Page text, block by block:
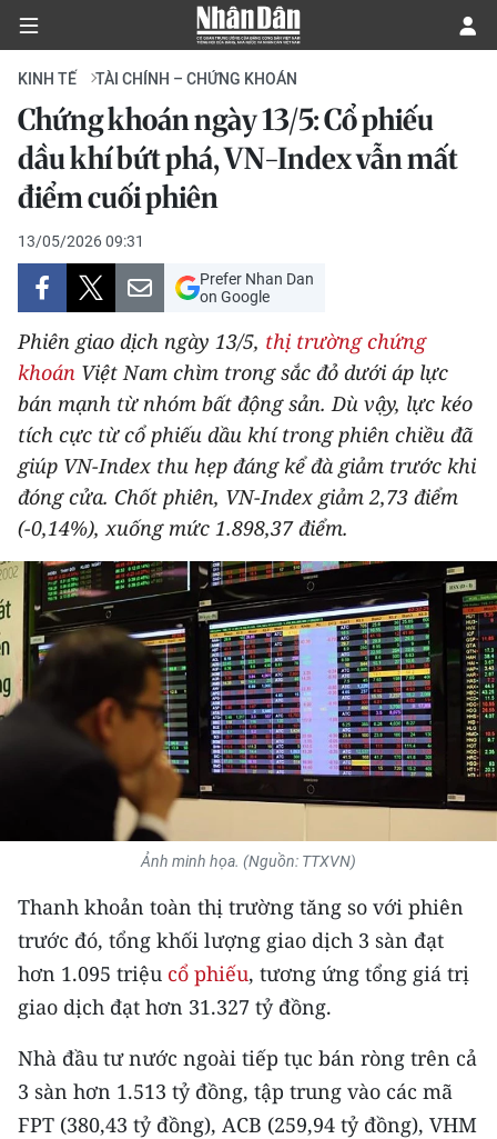
CHÍNH TRỊ
KINH TẾ
VĂN HÓA
XÃ HỘI
PHÁP LUẬT
DU LỊCH
THẾ GIỚI
THỂ THAO
GIÁO DỤC
Y TẾ
KHOA HỌC - CÔNG NGHỆ
MÔI TRƯỜNG
KIỂM CHỨNG THÔNG TIN
TRI THỨC CHUYÊN SÂU
54 DÂN TỘC VIỆT NAM
CHƯƠNG TRÌNH OCOP - MỖI XÃ
RADIO
KINH TẾ TÀI CHÍNH – CHỨNG KHOÁN
Chứng khoán ngày 13/5: Cổ phiếu
dầu khí bứt phá, VN-Index vẫn mất
điểm cuối phiên
13/05/2026 09:31
Prefer Nhan Dan
on Google
Phiên giao dịch ngày 13/5, thị trường chứng
khoán Việt Nam chìm trong sắc đỏ dưới áp lực
bán mạnh từ nhóm bất động sản. Dù vậy, lực kéo
tích cực từ cổ phiếu dầu khí trong phiên chiều đã
giúp VN-Index thu hẹp đáng kể đà giảm trước khi
đóng cửa. Chốt phiên, VN-Index giảm 2,73 điểm
(-0,14%), xuống mức 1.898,37 điểm.
Ảnh minh họa. (Nguồn: TTXVN)
Thanh khoản toàn thị trường tăng so với phiên
trước đó, tổng khối lượng giao dịch 3 sàn đạt
hơn 1.095 triệu cổ phiếu, tương ứng tổng giá trị
giao dịch đạt hơn 31.327 tỷ đồng.
Nhà đầu tư nước ngoài tiếp tục bán ròng trên cả
3 sàn hơn 1.513 tỷ đồng, tập trung vào các mã
FPT (380,43 tỷ đồng), ACB (259,94 tỷ đồng), VHM